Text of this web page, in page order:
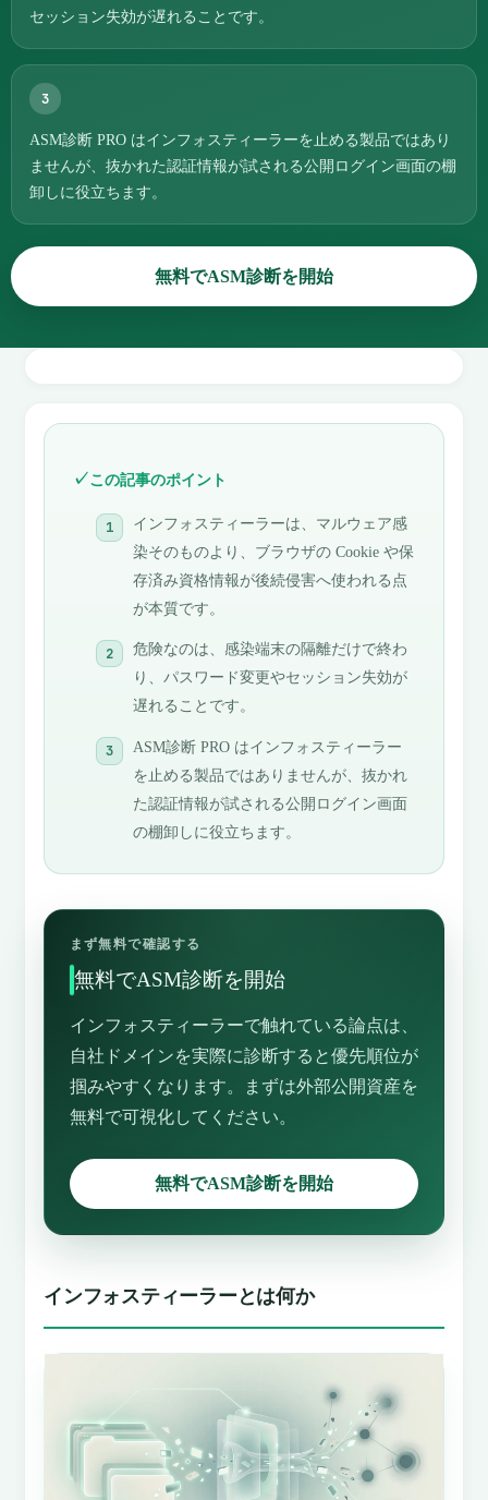
セッション失効が遅れることです。
3
ASM診断 PRO はインフォスティーラーを止める製品ではあり
ませんが、抜かれた認証情報が試される公開ログイン画面の棚
卸しに役立ちます。
無料でASM診断を開始
この記事のポイント
インフォスティーラーは、マルウェア感
染そのものより、ブラウザの Cookie や保
存済み資格情報が後続侵害へ使われる点
が本質です。
危険なのは、感染端末の隔離だけで終わ
り、パスワード変更やセッション失効が
遅れることです。
ASM診断 PRO はインフォスティーラー
を止める製品ではありませんが、抜かれ
た認証情報が試される公開ログイン画面
の棚卸しに役立ちます。
まず無料で確認する
無料でASM診断を開始
インフォスティーラーで触れている論点は、
自社ドメインを実際に診断すると優先順位が
掴みやすくなります。まずは外部公開資産を
無料で可視化してください。
無料でASM診断を開始
インフォスティーラーとは何か